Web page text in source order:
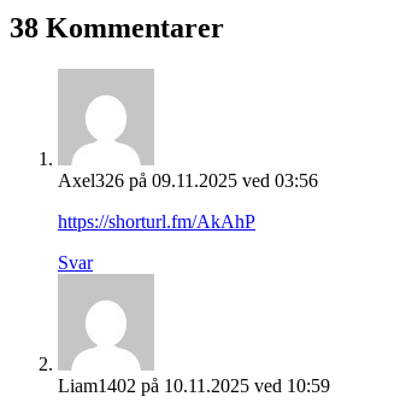
38 Kommentarer
Axel326 på 09.11.2025 ved 03:56
https://shorturl.fm/AkAhP
Svar
Liam1402 på 10.11.2025 ved 10:59